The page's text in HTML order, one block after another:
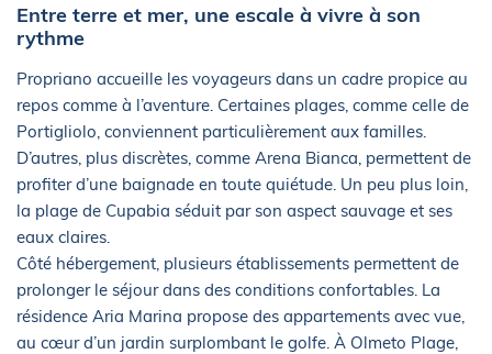
Entre terre et mer, une escale à vivre à son
rythme
Propriano accueille les voyageurs dans un cadre propice au
repos comme à l’aventure. Certaines plages, comme celle de
Portigliolo, conviennent particulièrement aux familles.
D’autres, plus discrètes, comme Arena Bianca, permettent de
profiter d’une baignade en toute quiétude. Un peu plus loin,
la plage de Cupabia séduit par son aspect sauvage et ses
eaux claires.
Côté hébergement, plusieurs établissements permettent de
prolonger le séjour dans des conditions confortables. La
résidence Aria Marina propose des appartements avec vue,
au cœur d’un jardin surplombant le golfe. À Olmeto Plage,